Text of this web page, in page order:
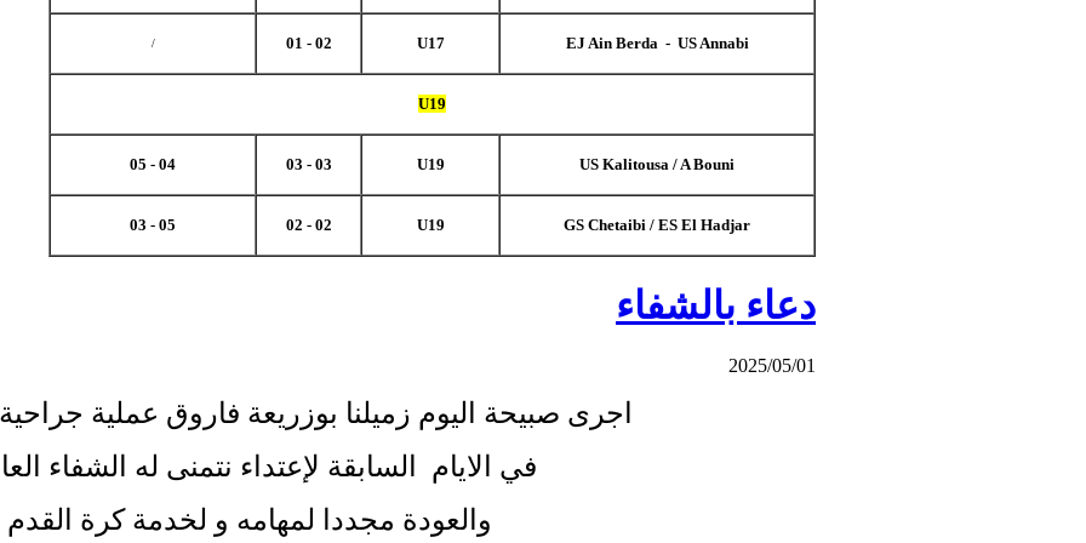
EJ Ain Berda - US Annabi
U17
02 - 01
/
U19
US Kalitousa / A Bouni
U19
03 - 03
04 - 05
GS Chetaibi / ES El Hadjar
U19
02 - 02
05 - 03
دعاء بالشفاء
2025/05/01
اجرى صبيحة اليوم زميلنا بوزريعة فاروق عملية
في الايام السابقة لإعتداء نتمنى له الشفاء
والعودة مجددا لمهامه و لخدمة كرة القدم